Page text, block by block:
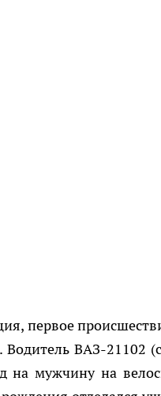
первое
ВАЗ-21102
на мужчину на